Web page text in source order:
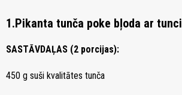
1.Pikanta tunča poke bļoda ar tunci
SASTĀVDAĻAS (2 porcijas):
450 g suši kvalitātes tunča